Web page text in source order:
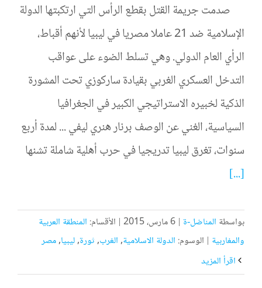
صدمت جريمة القتل بقطع الرأس التي ارتكبتها الدولة
الإسلامية ضد 21 عاملا مصريا في ليبيا لأنهم أقباط،
الرأي العام الدولي. وهي تسلط الضوء على عواقب
التدخل العسكري الغربي بقيادة ساركوزي تحت المشورة
الذكية لخبيره الاستراتيجي الكبير في الجغرافيا
السياسية، الغني عن الوصف برنار هنري ليفي ... لمدة أربع
سنوات، تغرق ليبيا تدريجيا في حرب أهلية شاملة تشنها
[...]
بواسطة المناضل-ة | 6 مارس، 2015 | الأقسام: المنطقة العربية
والمغاربية | الوسوم: الدولة الاسلامية,الغرب,ثورة,ليبيا,مصر